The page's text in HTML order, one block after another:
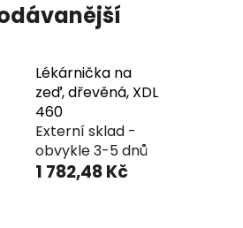
Lékárnička na
zeď, dřevěná, XDL
460
Externí sklad -
obvykle 3-5 dnů
1 782,48 Kč